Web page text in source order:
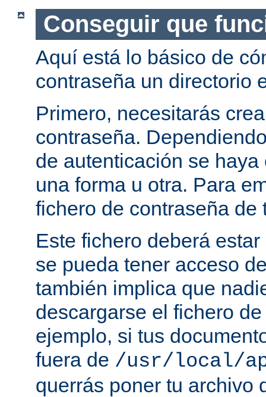
Conseguir que
Aquí está lo básico de
contraseña un directorio
Primero, necesitarás
contraseña.
de autenticación se
una forma u otra. Para
fichero de contraseña de
Este fichero deberá
se pueda tener acceso
también implica que
descargarse el fichero
ejemplo, si tus
fuera de /usr/local/
querrás poner tu archivo